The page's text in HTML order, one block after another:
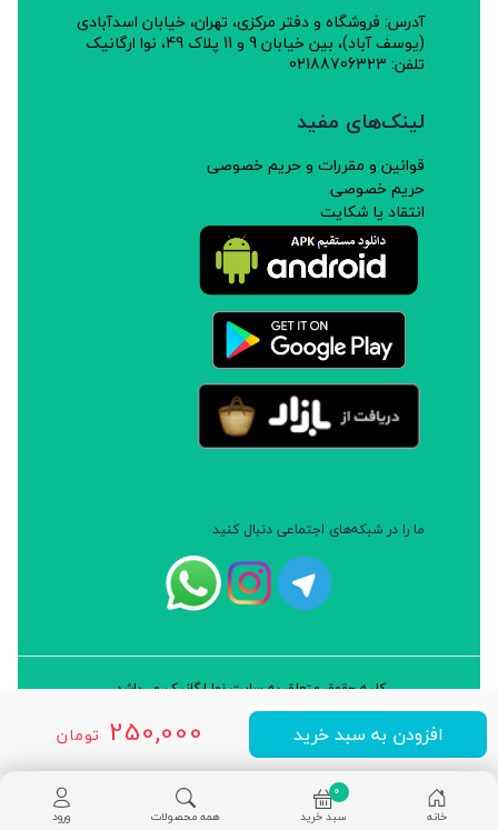
250,000 تومان افزودن به سبد خرید
آدرس: فروشگاه و دفتر مرکزی، تهران، خیابان اسدآبادی
(یوسف آباد)، بین خیابان 9 و 11 پلاک 49، نوا ارگانیک
تلفن: 02188706323
لینک‌های مفید
قوانین و مقررات و حریم خصوصی
حریم خصوصی
انتقاد یا شکایت
ما را در شبکه‌های اجتماعی دنبال کنید
کلیه حقوق متعلق به سایت نوا ارگانیک می‌باشد.
طراحی و توسعه: شرکت داده پردازان سورن ایرانیان (نرم افزار سارب)
خانه
0
سبد خرید
همه محصولات ورود